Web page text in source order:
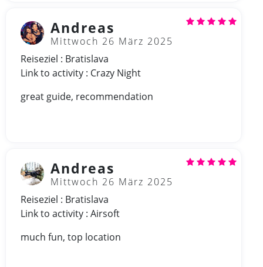
Andreas
Mittwoch 26 März 2025
Reiseziel : Bratislava
Link to activity : Crazy Night
great guide, recommendation
Andreas
Mittwoch 26 März 2025
Reiseziel : Bratislava
Link to activity : Airsoft
much fun, top location